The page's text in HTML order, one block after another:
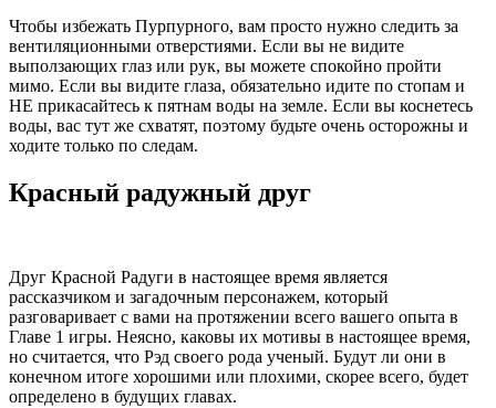
Чтобы избежать Пурпурного, вам просто нужно следить за
вентиляционными отверстиями. Если вы не видите
выползающих глаз или рук, вы можете спокойно пройти
мимо. Если вы видите глаза, обязательно идите по стопам и
НЕ прикасайтесь к пятнам воды на земле. Если вы коснетесь
воды, вас тут же схватят, поэтому будьте очень осторожны и
ходите только по следам.
Красный радужный друг
Друг Красной Радуги в настоящее время является
рассказчиком и загадочным персонажем, который
разговаривает с вами на протяжении всего вашего опыта в
Главе 1 игры. Неясно, каковы их мотивы в настоящее время,
но считается, что Рэд своего рода ученый. Будут ли они в
конечном итоге хорошими или плохими, скорее всего, будет
определено в будущих главах.